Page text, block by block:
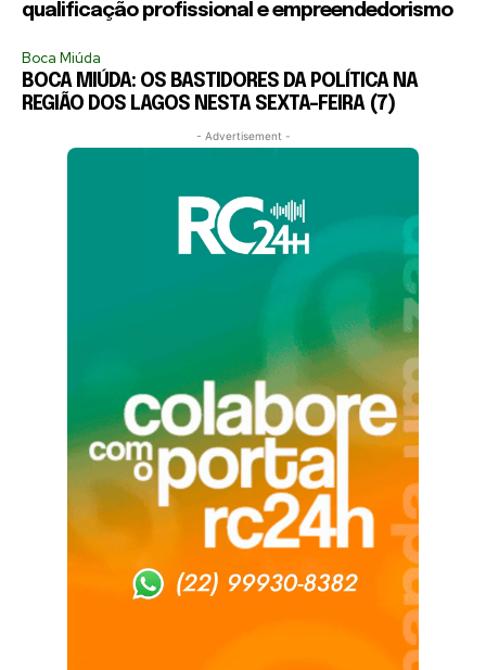
qualificação profissional e empreendedorismo
Boca Miúda
BOCA MIÚDA: OS BASTIDORES DA POLÍTICA NA
REGIÃO DOS LAGOS NESTA SEXTA-FEIRA (7)
- Advertisement -